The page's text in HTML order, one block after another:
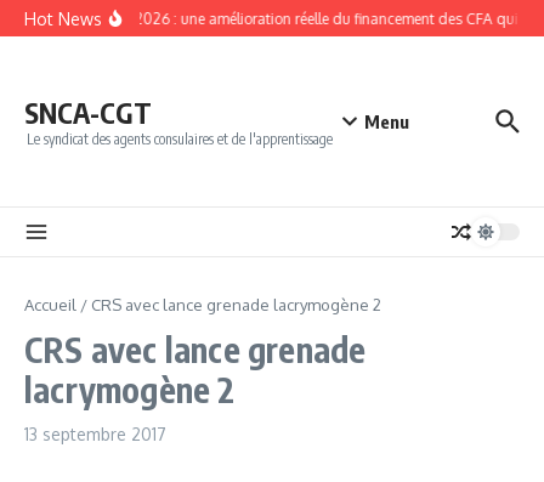
Aller au contenu
Hot NewsNPEC 2026 : une amélioration réelle du financement des CFA qui
SNCA-CGT
Le syndicat des agents consulaires et de l'apprentissage
Menu
Accueil / CRS avec lance grenade lacrymogène 2
CRS avec lance grenade
lacrymogène 2
13 septembre 2017